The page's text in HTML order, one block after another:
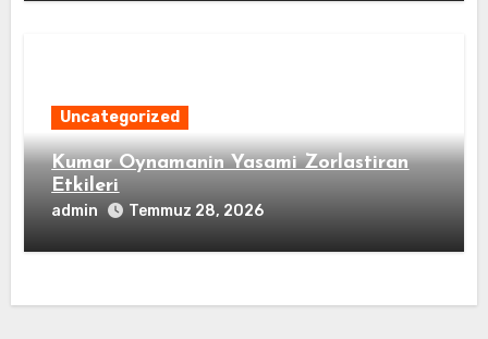
Uncategorized
Kumar Oynamanin Yasami Zorlastiran
Etkileri
admin Temmuz 28, 2026